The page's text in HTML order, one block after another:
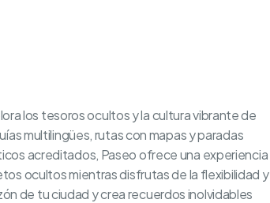
los tesoros ocultos y la cultura vibrante de
multilingües, rutas con mapas y paradas
acreditados, Paseo ofrece una experiencia
ocultos mientras disfrutas de la flexibilidad y
de tu ciudad y crea recuerdos inolvidables